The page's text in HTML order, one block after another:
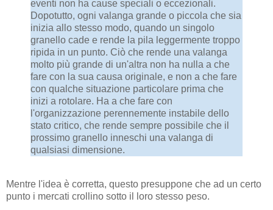
eventi non ha cause speciali o eccezionali.
Dopotutto, ogni valanga grande o piccola che sia
inizia allo stesso modo, quando un singolo
granello cade e rende la pila leggermente troppo
ripida in un punto. Ciò che rende una valanga
molto più grande di un'altra non ha nulla a che
fare con la sua causa originale, e non a che fare
con qualche situazione particolare prima che
inizi a rotolare. Ha a che fare con
l'organizzazione perennemente instabile dello
stato critico, che rende sempre possibile che il
prossimo granello inneschi una valanga di
qualsiasi dimensione.
Mentre l'idea è corretta, questo presuppone che ad un certo
punto i mercati crollino sotto il loro stesso peso.